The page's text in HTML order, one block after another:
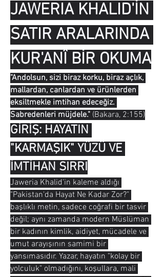
JAWERIA KHALID'İN
SATIR ARALARINDA
KUR'ANÎ BİR OKUMA
"Andolsun, sizi biraz korku, biraz açlık,
mallardan, canlardan ve ürünlerden
eksiltmekle imtihan edeceğiz.
Sabredenleri müjdele." (Bakara, 2:155)
GİRİŞ: HAYATIN
"KARMAŞIK" YÜZÜ VE
İMTİHAN SIRRI
Jaweria Khalid'in kaleme aldığı
"Pakistan'da Hayat Ne Kadar Zor?"
başlıklı metin, sadece coğrafi bir tasvir
değil; aynı zamanda modern Müslüman
bir kadının kimlik, aidiyet, mücadele ve
umut arayışının samimi bir
yansımasıdır. Yazar, hayatın "kolay bir
yolculuk" olmadığını, koşullara, mali